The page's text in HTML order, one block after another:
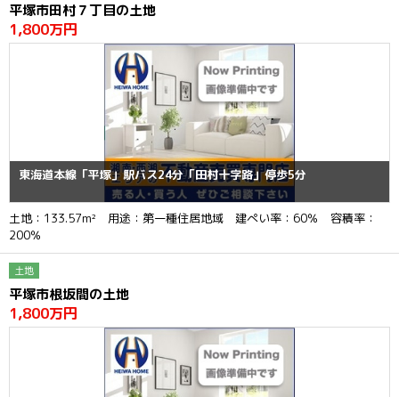
平塚市田村７丁目の土地
1,800万円
東海道本線「平塚」駅バス24分「田村十字路」停歩5分
土地：133.57m² 用途：第一種住居地域 建ぺい率：60％ 容積率：
200％
土地
平塚市根坂間の土地
1,800万円